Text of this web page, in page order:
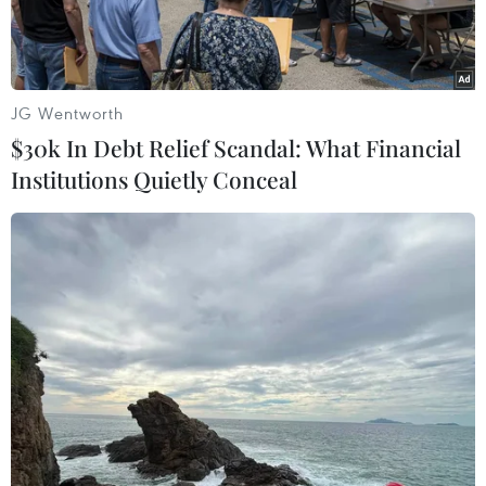
Ngày 30/6, Trung tâm Giáo dục Thiên nhiên
(ENV) vừa ra mắt phim truyền thông “Rùa biển
thuộc về đại dương,” kêu gọi cộng đồng cùng
thay đổi thói quen tiêu dùng, không mua các
sản phẩm từ rùa biển và động vật hoang dã.
JG Wentworth
$30k In Debt Relief Scandal: What Financial
Institutions Quietly Conceal